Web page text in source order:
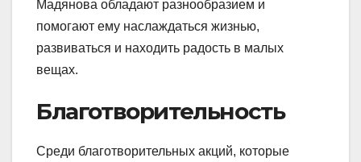
Мадянова обладают разнообразием и
помогают ему наслаждаться жизнью,
развиваться и находить радость в малых
вещах.
Благотворительность
Среди благотворительных акций, которые